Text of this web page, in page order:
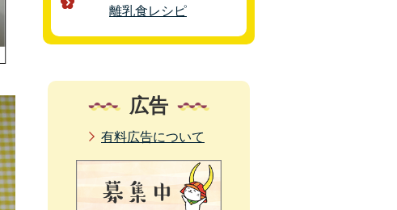
離乳食レシピ
広告
有料広告について